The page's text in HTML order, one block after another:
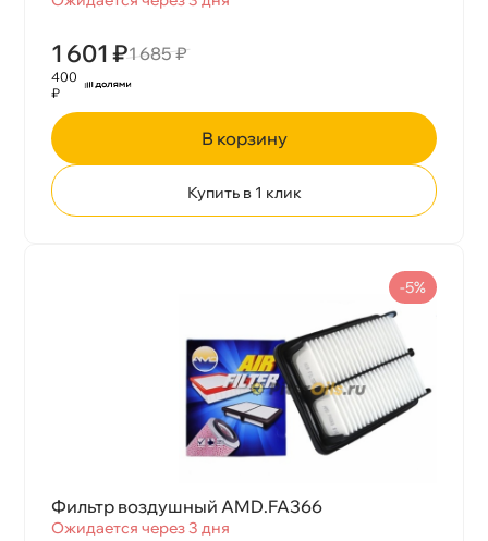
1 601 ₽1 685 ₽
400
₽
корзину
Купить в 1 клик
Фильтр воздушный AMD.FA366
Ожидается через 3 дня
-5%